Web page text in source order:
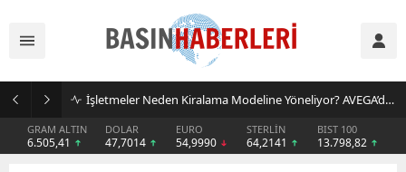
İşletmeler Neden Kiralama Modeline Yöneliyor? AVEGA’dan Esnek Temizlik Çözümü
GRAM ALTIN
6.505,41
DOLAR
47,7014
EURO
54,9990
STERLİN
64,2141
BIST 100
13.798,82